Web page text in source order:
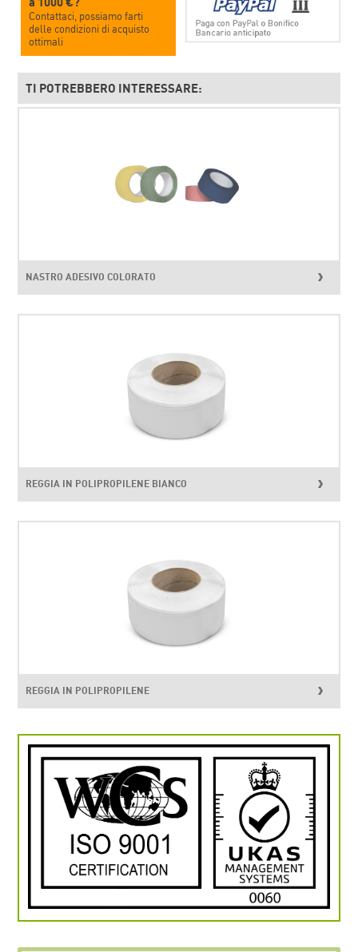
Contattaci, possiamo farti
delle condizioni di acquisto
ottimali
TI POTREBBERO INTERESSARE:
NASTRO ADESIVO COLORATO
REGGIA IN POLIPROPILENE BIANCO
REGGIA IN POLIPROPILENE